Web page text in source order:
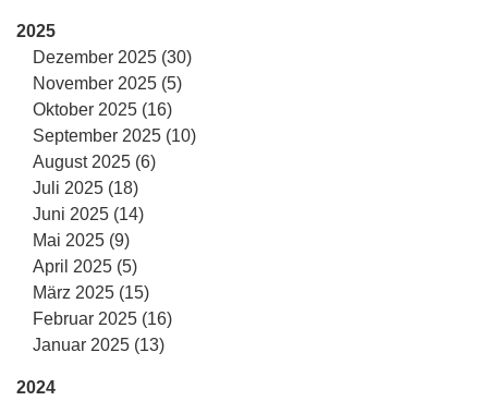
2025
Dezember 2025 (30)
November 2025 (5)
Oktober 2025 (16)
September 2025 (10)
August 2025 (6)
Juli 2025 (18)
Juni 2025 (14)
Mai 2025 (9)
April 2025 (5)
März 2025 (15)
Februar 2025 (16)
Januar 2025 (13)
2024